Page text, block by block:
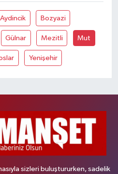
Aydincik Bozyazi
Gülnar Mezitli Mut
Yenişehir
sizleri buluştururken, sadelik